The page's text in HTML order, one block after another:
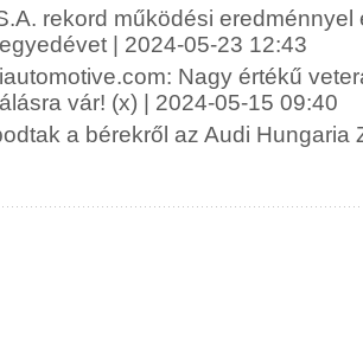
rekord működési
| 2024-05-23 12:43
Nagy értékű
vár! (x) | 2024-05-15 09:40
a bérekről az Audi Hungaria